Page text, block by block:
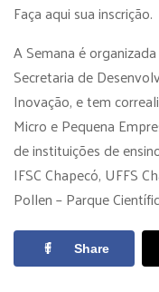
Faça aqui sua inscrição.
A Semana é
Secretaria de
Inovação, e tem
Micro e Pequena
de instituições de
IFSC Chapecó, UFFS
Pollen – Parque
Share